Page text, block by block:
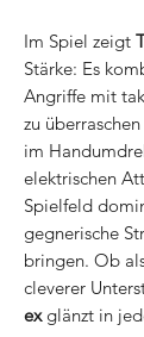
Im Spiel zeigt
Stärke: Es
Angriffe mit
zu
im
elektrischen
Spielfeld
gegnerische
bringen. Ob
cleverer
exglänzt in